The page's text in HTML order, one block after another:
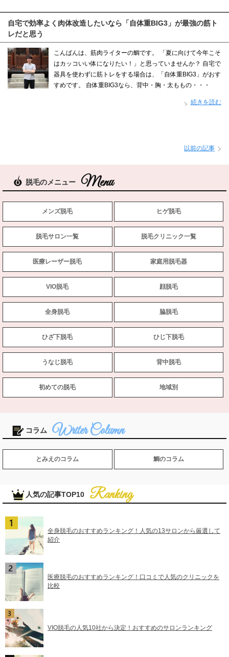
自宅で効率よく肉体改造したいなら「自体重BIG3」が最強の筋ト
レだと思う
こんばんは、筋肉ライターの鯛です。 「夏に向けて今年こそ
はカッコいい体になりたい！」と思っていませんか？ 自宅で
器具を使わずに筋トレをする場合は、「自体重BIG3」がおす
すめです。 自体重BIG3なら、背中・胸・太ももの・・・
続きを読む
以前の記事
脱毛のメニュー
メンズ脱毛 ヒゲ脱毛
脱毛サロン一覧 脱毛クリニック一覧
医療レーザー脱毛 家庭用脱毛器
VIO脱毛 顔脱毛
全身脱毛 脇脱毛
ひざ下脱毛 ひじ下脱毛
うなじ脱毛 背中脱毛
初めての脱毛 地域別
コラム
とみえのコラム 鯛のコラム
人気の記事TOP10
全身脱毛のおすすめランキング！人気の13サロンから厳選して
紹介
医療脱毛のおすすめランキング！口コミで人気のクリニックを
比較
VIO脱毛の人気10社から決定！おすすめのサロンランキング